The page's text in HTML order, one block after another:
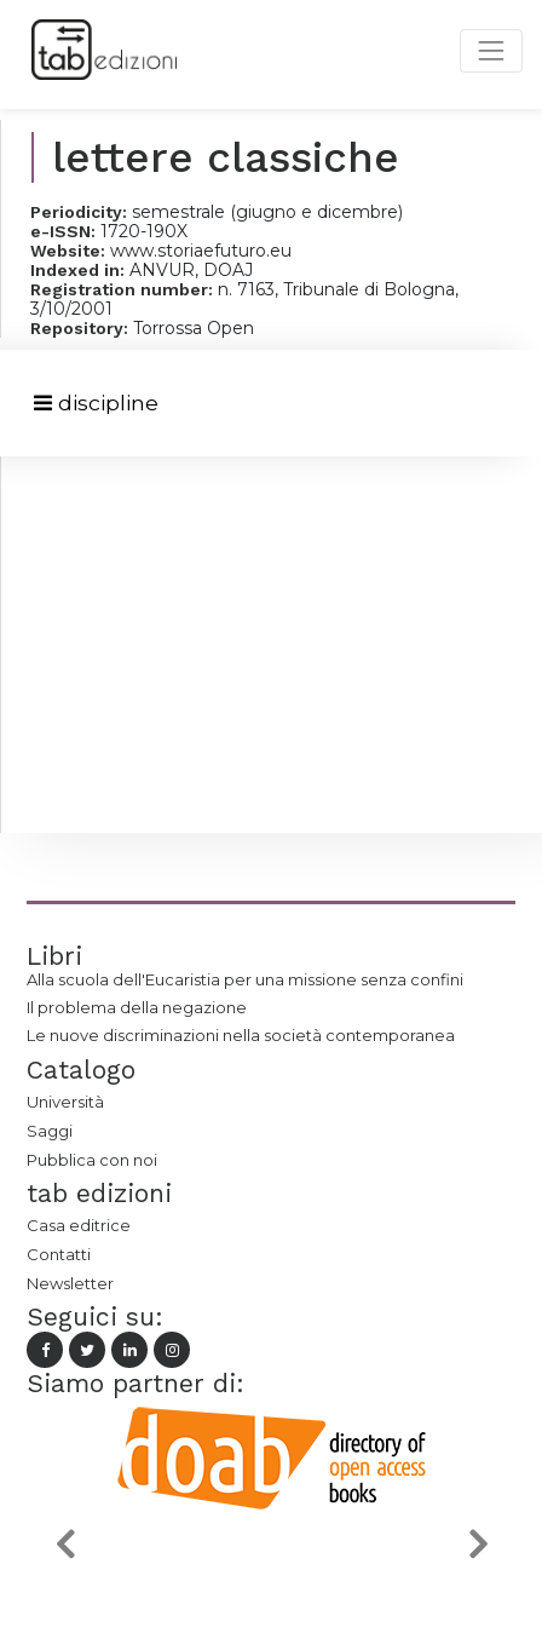
lettere classiche
Periodicity: semestrale (giugno e dicembre)
e-ISSN: 1720-190X
Website: www.storiaefuturo.eu
Indexed in: ANVUR, DOAJ
Registration number: n. 7163, Tribunale di Bologna,
3/10/2001
Repository: Torrossa Open
discipline
Libri
Alla scuola dell'Eucaristia per una missione senza confini
Il problema della negazione
Le nuove discriminazioni nella società contemporanea
Catalogo
Università
Saggi
Pubblica con noi
tab edizioni
Casa editrice
Contatti
Newsletter
Seguici su:
Siamo partner di: